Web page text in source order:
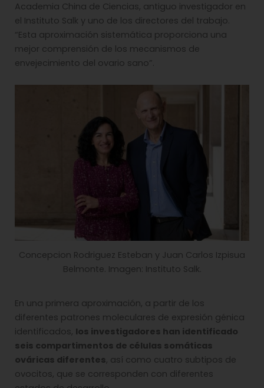
Academia China de Ciencias, antiguo investigador en
el Instituto Salk y uno de los directores del trabajo.
“Esta aproximación sistemática proporciona una
mejor comprensión de los mecanismos de
envejecimiento del ovario sano”.
Concepcion Rodriguez Esteban y Juan Carlos Izpisua
Belmonte. Imagen: Instituto Salk.
En una primera aproximación, a partir de los
diferentes patrones moleculares de expresión génica
identificados, los investigadores han identificado
seis compartimentos de células somáticas
ováricas diferentes, así como cuatro subtipos de
ovocitos, que se corresponden con diferentes